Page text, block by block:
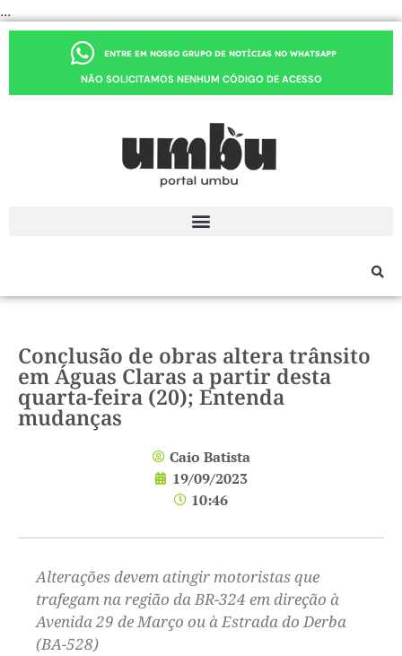
...
ENTRE EM NOSSO GRUPO DE NOTÍCIAS NO WHATSAPP
NÃO SOLICITAMOS NENHUM CÓDIGO DE ACESSO
Conclusão de obras altera trânsito
em Águas Claras a partir desta
quarta-feira (20); Entenda
mudanças
Caio Batista
19/09/2023
10:46
Alterações devem atingir motoristas que
trafegam na região da BR-324 em direção à
Avenida 29 de Março ou à Estrada do Derba
(BA-528)